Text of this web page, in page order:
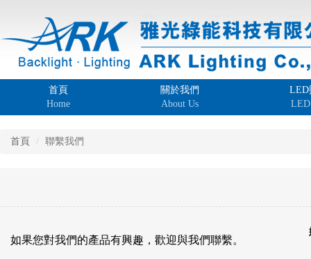
首頁
Home
關於我們
About Us
LED
首頁 聯繫我們
如果您對我們的產品有興趣，歡迎與我們聯繫。